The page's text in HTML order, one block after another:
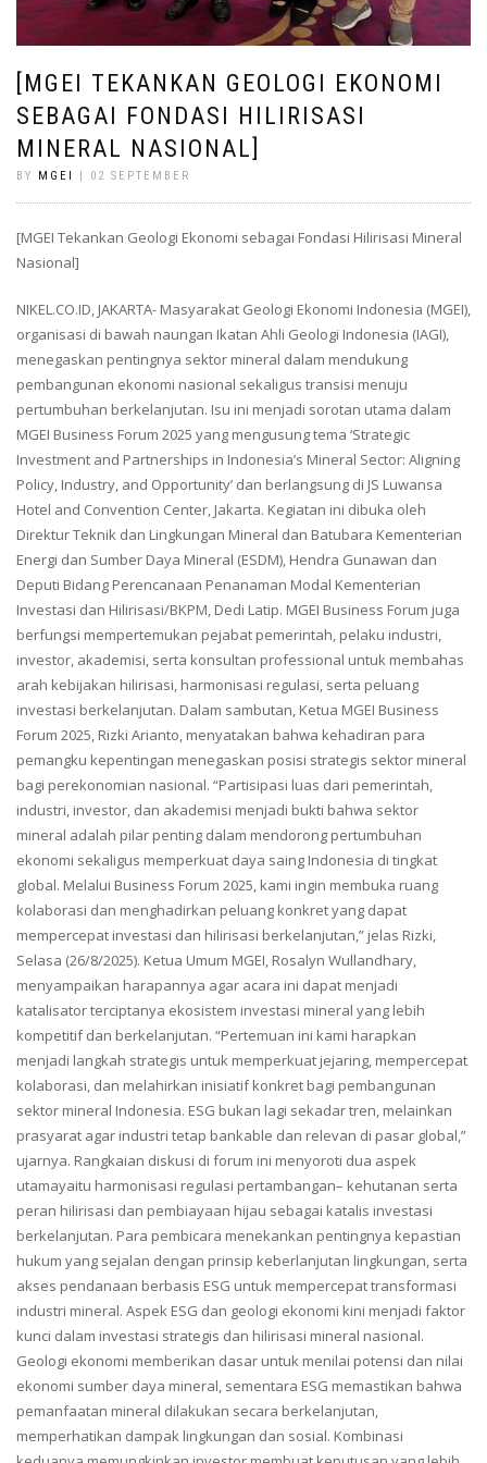
[MGEI TEKANKAN GEOLOGI EKONOMI
SEBAGAI FONDASI HILIRISASI
MINERAL NASIONAL]
BY MGEI | 02 SEPTEMBER
[MGEI Tekankan Geologi Ekonomi sebagai Fondasi Hilirisasi Mineral
Nasional]
NIKEL.CO.ID, JAKARTA- Masyarakat Geologi Ekonomi Indonesia (MGEI),
organisasi di bawah naungan Ikatan Ahli Geologi Indonesia (IAGI),
menegaskan pentingnya sektor mineral dalam mendukung
pembangunan ekonomi nasional sekaligus transisi menuju
pertumbuhan berkelanjutan. Isu ini menjadi sorotan utama dalam
MGEI Business Forum 2025 yang mengusung tema ‘Strategic
Investment and Partnerships in Indonesia’s Mineral Sector: Aligning
Policy, Industry, and Opportunity’ dan berlangsung di JS Luwansa
Hotel and Convention Center, Jakarta. Kegiatan ini dibuka oleh
Direktur Teknik dan Lingkungan Mineral dan Batubara Kementerian
Energi dan Sumber Daya Mineral (ESDM), Hendra Gunawan dan
Deputi Bidang Perencanaan Penanaman Modal Kementerian
Investasi dan Hilirisasi/BKPM, Dedi Latip. MGEI Business Forum juga
berfungsi mempertemukan pejabat pemerintah, pelaku industri,
investor, akademisi, serta konsultan professional untuk membahas
arah kebijakan hilirisasi, harmonisasi regulasi, serta peluang
investasi berkelanjutan. Dalam sambutan, Ketua MGEI Business
Forum 2025, Rizki Arianto, menyatakan bahwa kehadiran para
pemangku kepentingan menegaskan posisi strategis sektor mineral
bagi perekonomian nasional. “Partisipasi luas dari pemerintah,
industri, investor, dan akademisi menjadi bukti bahwa sektor
mineral adalah pilar penting dalam mendorong pertumbuhan
ekonomi sekaligus memperkuat daya saing Indonesia di tingkat
global. Melalui Business Forum 2025, kami ingin membuka ruang
kolaborasi dan menghadirkan peluang konkret yang dapat
mempercepat investasi dan hilirisasi berkelanjutan,” jelas Rizki,
Selasa (26/8/2025). Ketua Umum MGEI, Rosalyn Wullandhary,
menyampaikan harapannya agar acara ini dapat menjadi
katalisator terciptanya ekosistem investasi mineral yang lebih
kompetitif dan berkelanjutan. “Pertemuan ini kami harapkan
menjadi langkah strategis untuk memperkuat jejaring, mempercepat
kolaborasi, dan melahirkan inisiatif konkret bagi pembangunan
sektor mineral Indonesia. ESG bukan lagi sekadar tren, melainkan
prasyarat agar industri tetap bankable dan relevan di pasar global,”
ujarnya. Rangkaian diskusi di forum ini menyoroti dua aspek
utamayaitu harmonisasi regulasi pertambangan– kehutanan serta
peran hilirisasi dan pembiayaan hijau sebagai katalis investasi
berkelanjutan. Para pembicara menekankan pentingnya kepastian
hukum yang sejalan dengan prinsip keberlanjutan lingkungan, serta
akses pendanaan berbasis ESG untuk mempercepat transformasi
industri mineral. Aspek ESG dan geologi ekonomi kini menjadi faktor
kunci dalam investasi strategis dan hilirisasi mineral nasional.
Geologi ekonomi memberikan dasar untuk menilai potensi dan nilai
ekonomi sumber daya mineral, sementara ESG memastikan bahwa
pemanfaatan mineral dilakukan secara berkelanjutan,
memperhatikan dampak lingkungan dan sosial. Kombinasi